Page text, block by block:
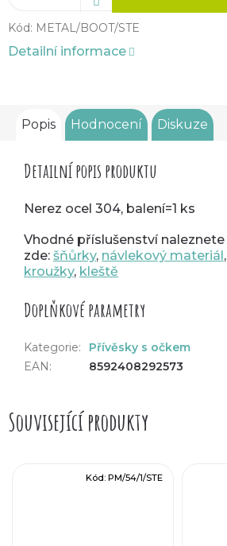
Kód: METAL/BOOT/STE
Detailní informace
Popis Hodnocení Diskuze
Detailní popis produktu
Nerez ocel 304, balení=1 ks
Vhodné příslušenství naleznete
zde: šňůrky, návlekový materiál,
kroužky, kleště
Doplňkové parametry
Kategorie:
Přívěsky s očkem
EAN: 8592408292573
Související produkty
Kód: PM/54/1/STE